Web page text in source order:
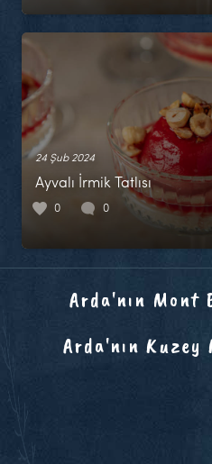
24 Şub 2024
Ayvalı İrmik Tatlısı
0 0
Arda'nın Mont
Arda'nın Kuzey